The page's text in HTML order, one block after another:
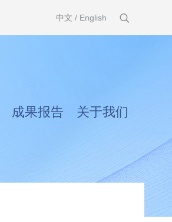
中文 / English
成果报告 关于我们